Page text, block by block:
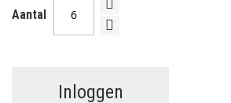
Aantal
Inloggen